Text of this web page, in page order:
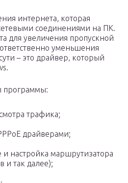
интернета, которая
соединениями на ПК.
для увеличения пропускной
уменьшения
– это драйвер, который
программы:
трафика;
драйверами;
и настройка маршрутизатора
и так далее);